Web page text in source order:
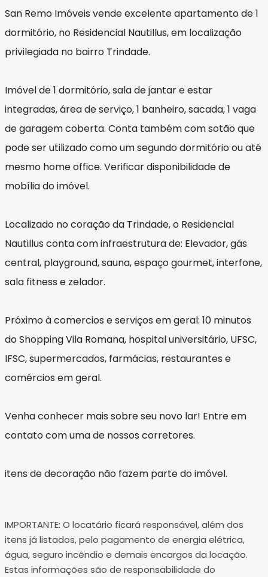
San Remo Imóveis vende excelente apartamento de 1
dormitório, no Residencial Nautillus, em localização
privilegiada no bairro Trindade.
Imóvel de 1 dormitório, sala de jantar e estar
integradas, área de serviço, 1 banheiro, sacada, 1 vaga
de garagem coberta. Conta também com sotão que
pode ser utilizado como um segundo dormitório ou até
mesmo home office. Verificar disponibilidade de
mobília do imóvel.
Localizado no coração da Trindade, o Residencial
Nautillus conta com infraestrutura de: Elevador, gás
central, playground, sauna, espaço gourmet, interfone,
sala fitness e zelador.
Próximo à comercios e serviços em geral: 10 minutos
do Shopping Vila Romana, hospital universitário, UFSC,
IFSC, supermercados, farmácias, restaurantes e
comércios em geral.
Venha conhecer mais sobre seu novo lar! Entre em
contato com uma de nossos corretores.
itens de decoração não fazem parte do imóvel.
IMPORTANTE: O locatário ficará responsável, além dos
itens já listados, pelo pagamento de energia elétrica,
água, seguro incêndio e demais encargos da locação.
Estas informações são de responsabilidade do